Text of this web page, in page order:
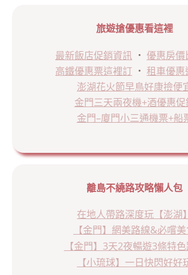
旅遊搶優惠看這裡
最新飯店促銷資訊 ． 優惠房價
高鐵優惠票這裡訂 ． 租車優惠
澎湖花火節早鳥好康撿便
金門三天兩夜機+酒優惠促
金門–廈門小三通機票+船
離島不繞路攻略懶人包
在地人帶路深度玩【澎湖】
【金門】網美路線&必嚐
【金門】3天2夜暢遊3條特
【小琉球】一日快閃好好